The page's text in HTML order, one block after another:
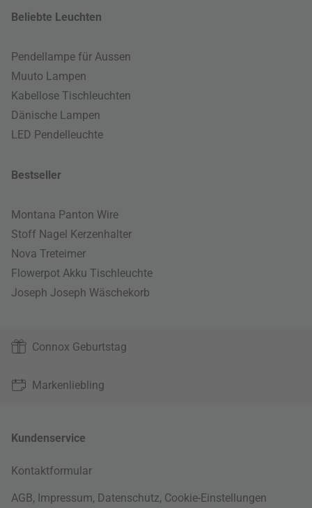
Beliebte Leuchten
Pendellampe für Aussen
Muuto Lampen
Kabellose Tischleuchten
Dänische Lampen
LED Pendelleuchte
Bestseller
Montana Panton Wire
Stoff Nagel Kerzenhalter
Nova Treteimer
Flowerpot Akku Tischleuchte
Joseph Joseph Wäschekorb
Connox Geburtstag
Markenliebling
Kundenservice
Kontaktformular
AGB, Impressum, Datenschutz, Cookie-Einstellungen